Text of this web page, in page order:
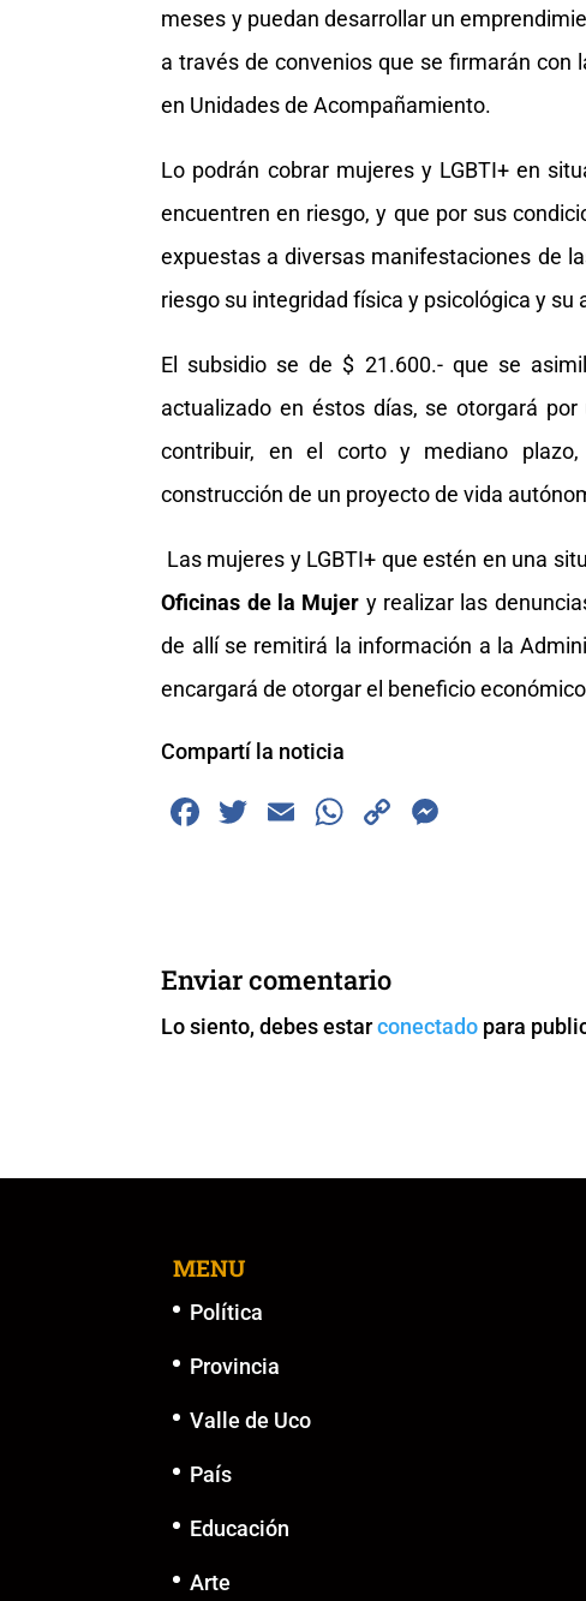
meses y puedan desarrollar un
a través de convenios que se firmarán con
en Unidades de Acompañamiento.
Lo podrán cobrar mujeres y LGBTI+ en
encuentren en riesgo, y que por sus
expuestas a diversas manifestaciones de
riesgo su integridad física y psicológica y
El subsidio se de $ 21.600.- que se
actualizado en éstos días, se otorgará
contribuir, en el corto y mediano
construcción de un proyecto de vida
Las mujeres y LGBTI+ que estén en una
Oficinas de la Mujer y realizar las
de allí se remitirá la información a la
encargará de otorgar el beneficio
Compartí la noticia
F
b
o
o
T
E
W
A
p
p
C
k
er
Enviar comentario
Lo siento, debes estarconectado para
MENU
Política
Provincia
Valle de Uco
País
Educación
Arte